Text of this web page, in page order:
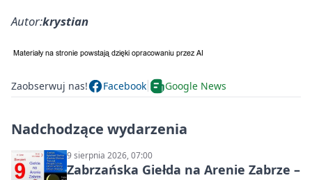
Autor:krystian
Zaobserwuj nas! Facebook Google News
Nadchodzące wydarzenia
9 sierpnia 2026, 07:00
Zabrzańska Giełda na Arenie Zabrze –